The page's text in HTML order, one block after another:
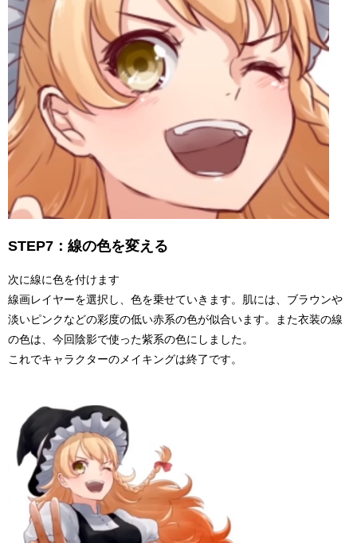
STEP7：線の色を変える
次に線に色を付けます
線画レイヤーを選択し、色を乗せていきます。肌には、ブラウンや
淡いピンクなどの彩度の低い赤系の色が似合います。また衣装の線
の色は、今回陰影で使った紫系の色にしました。
これでキャラクターのメイキングは終了です。